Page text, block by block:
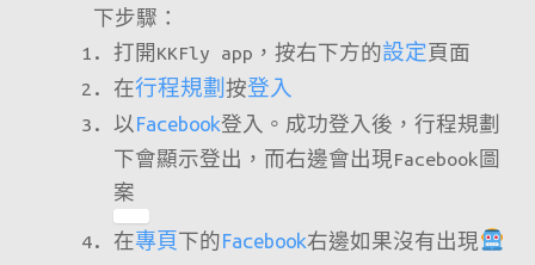
下步驟：
打開KKFly app，按右下方的設定 頁面
在行程規劃按登入
以 Facebook登入。成功登入後，行程規劃
下會顯示登出，而右邊會出現Facebook圖
案
在專頁 下的Facebook右邊如果沒有出現